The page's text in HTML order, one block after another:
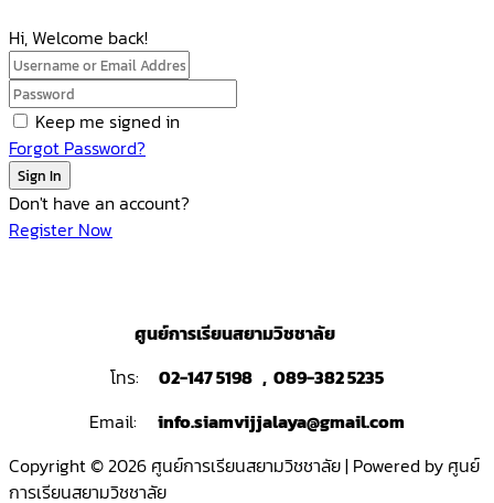
Hi, Welcome back!
Keep me signed in
Forgot Password?
Sign In
Don't have an account?
Register Now
ศูนย์การเรียนสยามวิชชาลัย
โทร:
02-147 5198 , 089-382 5235
Email:
info.siamvijjalaya@gmail.com
Copyright © 2026 ศูนย์การเรียนสยามวิชชาลัย | Powered by ศูนย์
การเรียนสยามวิชชาลัย